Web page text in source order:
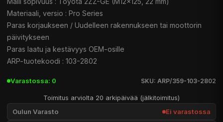
Materiaali, versio : Pro Series
Paras korjaukseen / Uudelleen rakennukseen tai moottorin
päivitykseen
Paras laatu ja kestävyys OEM-osille
ARP-tuotekoodi : 103-2802
Varastossa: 0 SKU: ARP/359-103-2802
Toimitus arviolta 20 arkipäivää (jälkitoimitus)
Oulun Varasto Ei varastossa